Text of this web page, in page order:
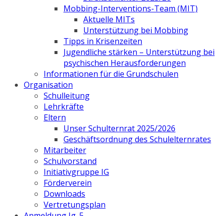
Mobbing-Interventions-Team (MIT)
Aktuelle MITs
Unterstützung bei Mobbing
Tipps in Krisenzeiten
Jugendliche stärken – Unterstützung bei
psychischen Herausforderungen
Informationen für die Grundschulen
Organisation
Schulleitung
Lehrkräfte
Eltern
Unser Schulternrat 2025/2026
Geschäftsordnung des Schulelternrates
Mitarbeiter
Schulvorstand
Initiativgruppe IG
Förderverein
Downloads
Vertretungsplan